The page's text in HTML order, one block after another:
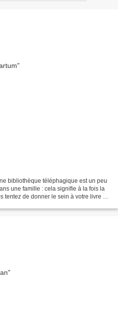
bibliothèque téléphagique est un peu
une famille : cela signifie à la fois la
tentez de donner le sein à votre livre et